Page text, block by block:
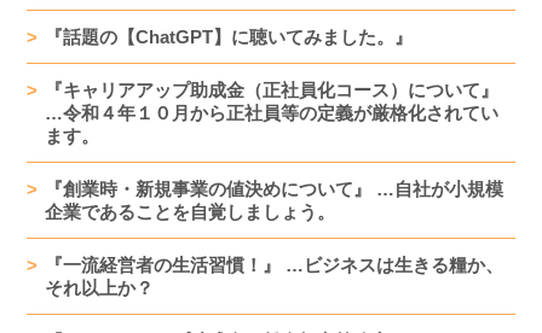
『話題の【ChatGPT】に聴いてみました。』
『キャリアアップ助成金（正社員化コース）について』
…令和４年１０月から正社員等の定義が厳格化されてい
ます。
『創業時・新規事業の値決めについて』 …自社が小規模
企業であることを自覚しましょう。
『一流経営者の生活習慣！』 …ビジネスは生きる糧か、
それ以上か？